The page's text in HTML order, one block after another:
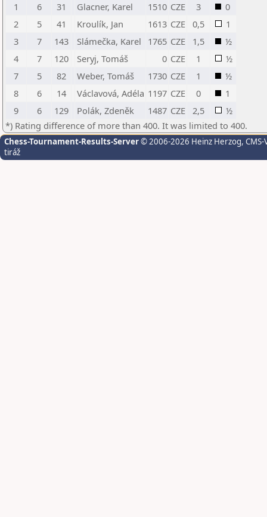
1
6 31 Glacner, Karel 1510 CZE 3
0
2
5 41 Kroulík, Jan 1613 CZE 0,5
1
3
7 143 Slámečka, Karel 1765 CZE 1,5
½
4
7 120 Seryj, Tomáš 0 CZE 1
½
7
5 82 Weber, Tomáš 1730 CZE 1
½
8
6 14 Václavová, Adéla 1197 CZE 0
1
9
6 129 Polák, Zdeněk 1487 CZE 2,5
½
*) Rating difference of more than 400. It was limited to 400.
Chess-Tournament-Results-Server© 2006-2026 Heinz Herzog,
tiráž